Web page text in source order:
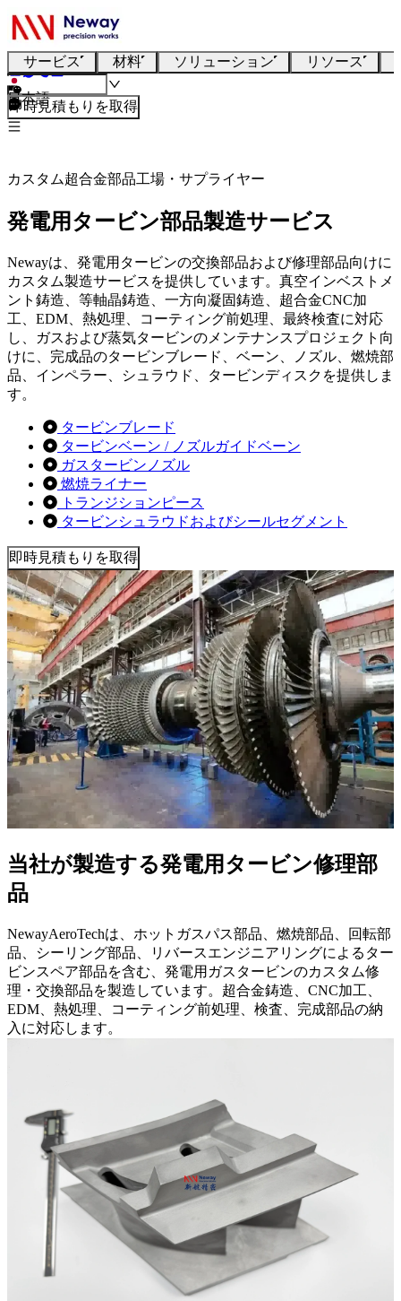
サービス 材料 ソリューション リソース
日本語
即時見積もりを取得
カスタム超合金部品工場・サプライヤー
発電用タービン部品製造サービス
Newayは、発電用タービンの交換部品および修理部品向けに
カスタム製造サービスを提供しています。真空インベストメ
ント鋳造、等軸晶鋳造、一方向凝固鋳造、超合金CNC加
工、EDM、熱処理、コーティング前処理、最終検査に対応
し、ガスおよび蒸気タービンのメンテナンスプロジェクト向
けに、完成品のタービンブレード、ベーン、ノズル、燃焼部
品、インペラー、シュラウド、タービンディスクを提供しま
す。
タービンブレード
タービンベーン / ノズルガイドベーン
ガスタービンノズル
燃焼ライナー
トランジションピース
タービンシュラウドおよびシールセグメント
即時見積もりを取得
当社が製造する発電用タービン修理部
品
NewayAeroTechは、ホットガスパス部品、燃焼部品、回転部
品、シーリング部品、リバースエンジニアリングによるター
ビンスペア部品を含む、発電用ガスタービンのカスタム修
理・交換部品を製造しています。超合金鋳造、CNC加工、
EDM、熱処理、コーティング前処理、検査、完成部品の納
入に対応します。